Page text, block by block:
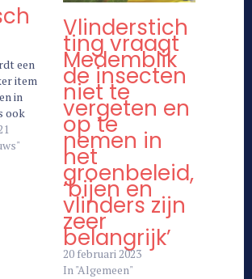
een
item
in
ook
komt
Vlinderstich
ting vraagt
Medemblik
de insecten
niet te
vergeten en
op te
nemen in
het
groenbeleid,
‘bijen en
vlinders zijn
zeer
belangrijk’
20 februari 2023
In "Algemeen"